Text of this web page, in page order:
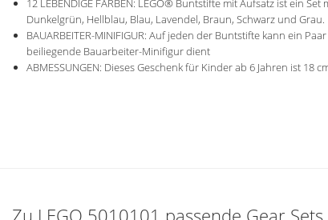
12 LEBENDIGE FARBEN: LEGO® Buntstifte mit Aufsatz ist ein
Dunkelgrün, Hellblau, Blau, Lavendel, Braun, Schwarz und Grau.
BAUARBEITER-MINIFIGUR: Auf jeden der Buntstifte kann ein
beiliegende Bauarbeiter-Minifigur dient
ABMESSUNGEN: Dieses Geschenk für Kinder ab 6 Jahren ist 18